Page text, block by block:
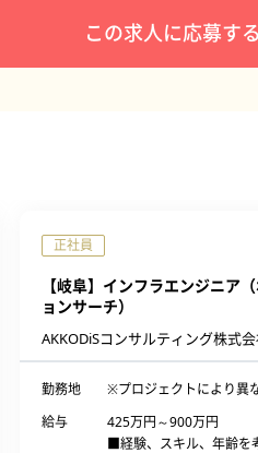
この求人に応募する
正社員
【岐阜】インフラエンジニア
ョンサーチ）
AKKODiSコンサルティング株式
勤務地
※プロジェクトにより異
給与
425万円～900万円
■経験、スキル、年齢を